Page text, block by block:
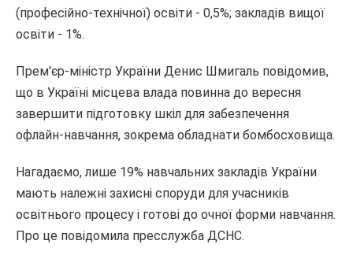
(професійно-технічної) освіти - 0,5%; закладів вищої
освіти - 1%.
Прем'єр-міністр України Денис Шмигаль повідомив,
що в Україні місцева влада повинна до вересня
завершити підготовку шкіл для забезпечення
офлайн-навчання, зокрема обладнати бомбосховища.
Нагадаємо, лише 19% навчальних закладів України
мають належні захисні споруди для учасників
освітнього процесу і готові до очної форми навчання.
Про це повідомила пресслужба ДСНС.